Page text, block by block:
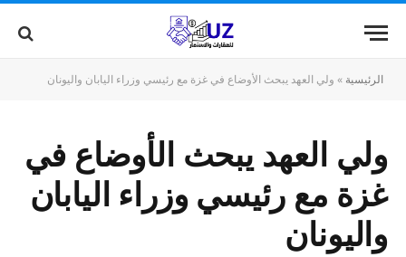
الرئيسية » ولي العهد يبحث الأوضاع في غزة مع رئيسي وزراء اليابان واليونان
ولي العهد يبحث الأوضاع في
غزة مع رئيسي وزراء اليابان
واليونان